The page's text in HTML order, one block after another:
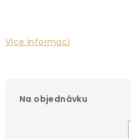
Více informací
Na objednávku